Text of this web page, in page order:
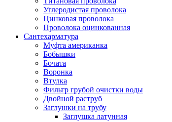
Углеродистая проволока
Цинковая проволока
Проволока оцинкованная
Сантехарматура
Муфта американка
Бобышки
Бочата
Воронка
Втулка
Фильтр грубой очистки воды
Двойной раструб
Заглушки на трубу
Заглушка латунная